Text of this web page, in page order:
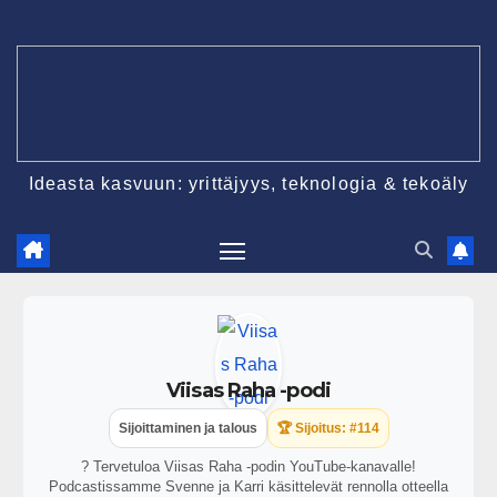
Ideasta kasvuun: yrittäjyys, teknologia & tekoäly
Viisas Raha -podi
Sijoittaminen ja talous 🏆 Sijoitus: #114
? Tervetuloa Viisas Raha -podin YouTube-kanavalle!
Podcastissamme Svenne ja Karri käsittelevät rennolla otteella